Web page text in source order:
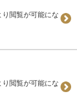
閲覧が可能にな
閲覧が可能にな